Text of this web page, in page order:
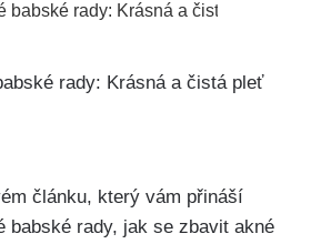
babské rady: Krásná a čistá pleť
článku, který vám přináší⁣
babské rady, jak se zbavit akné